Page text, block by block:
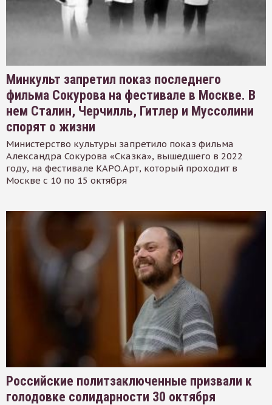
Минкульт запретил показ последнего
фильма Сокурова на фестивале в Москве. В
нем Сталин, Черчилль, Гитлер и Муссолини
спорят о жизни
Министерство культуры запретило показ фильма
Александра Сокурова «Сказка», вышедшего в 2022
году, на фестивале КАРО.Арт, который проходит в
Москве с 10 по 15 октября
Российские политзаключенные призвали к
голодовке солидарности 30 октября